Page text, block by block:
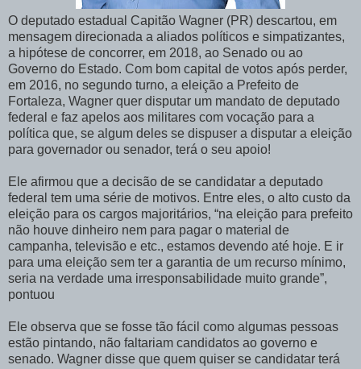
O deputado estadual Capitão Wagner (PR) descartou, em
mensagem direcionada a aliados políticos e simpatizantes,
a hipótese de concorrer, em 2018, ao Senado ou ao
Governo do Estado. Com bom capital de votos após perder,
em 2016, no segundo turno, a eleição a Prefeito de
Fortaleza, Wagner quer disputar um mandato de deputado
federal e faz apelos aos militares com vocação para a
política que, se algum deles se dispuser a disputar a eleição
para governador ou senador, terá o seu apoio!
Ele afirmou que a decisão de se candidatar a deputado
federal tem uma série de motivos. Entre eles, o alto custo da
eleição para os cargos majoritários, “na eleição para prefeito
não houve dinheiro nem para pagar o material de
campanha, televisão e etc., estamos devendo até hoje. E ir
para uma eleição sem ter a garantia de um recurso mínimo,
seria na verdade uma irresponsabilidade muito grande”,
pontuou
Ele observa que se fosse tão fácil como algumas pessoas
estão pintando, não faltariam candidatos ao governo e
senado. Wagner disse que quem quiser se candidatar terá